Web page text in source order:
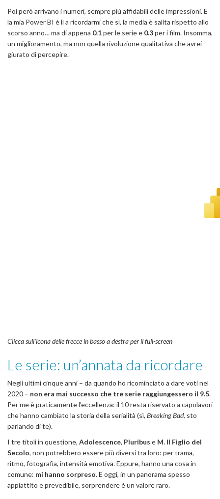
Poi però arrivano i numeri, sempre più affidabili delle impressioni. E
la mia Power BI è lì a ricordarmi che sì, la media è salita rispetto allo
scorso anno… ma di appena 0.1per le serie e 0.3per i film. Insomma,
un miglioramento, ma non quella rivoluzione qualitativa che avrei
giurato di percepire.
Clicca sull’icona delle frecce in basso a destra per il full-screen
Le serie: un’annata da ricordare
Negli ultimi cinque anni – da quando ho ricominciato a dare voti nel
2020 – non era mai successo che tre serie raggiungessero il 9.5.
Per me è praticamente l’eccellenza: il 10 resta riservato a capolavori
che hanno cambiato la storia della serialità (sì, Breaking Bad, sto
parlando di te).
I tre titoli in questione, Adolescence, Pluribus e M. Il Figlio del
Secolo, non potrebbero essere più diversi tra loro: per trama,
ritmo, fotografia, intensità emotiva. Eppure, hanno una cosa in
comune: mi hanno sorpreso. E oggi, in un panorama spesso
appiattito e prevedibile, sorprendere è un valore raro.